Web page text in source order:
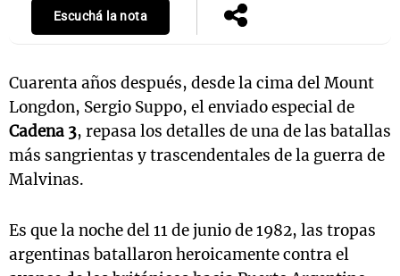
Escuchá la nota
Cuarenta años después, desde la cima del Mount
Longdon, Sergio Suppo, el enviado especial de
Cadena 3, repasa los detalles de una de las batallas
más sangrientas y trascendentales de la guerra de
Malvinas.
Es que la noche del 11 de junio de 1982, las tropas
argentinas batallaron heroicamente contra el